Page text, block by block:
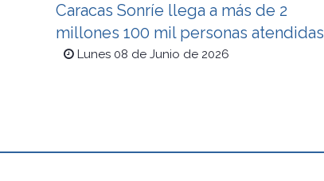
Caracas Sonríe llega a más de 2
millones 100 mil personas atendidas
Lunes 08 de Junio de 2026